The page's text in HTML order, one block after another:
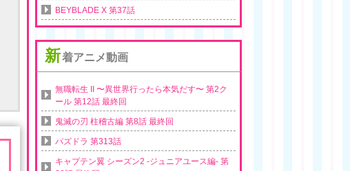
BEYBLADE X 第37話
新着アニメ動画
無職転生 II 〜異世界行ったら本気だす〜 第2ク
ール 第12話 最終回
鬼滅の刃 柱稽古編 第8話 最終回
パズドラ 第313話
キャプテン翼 シーズン2 -ジュニアユース編- 第